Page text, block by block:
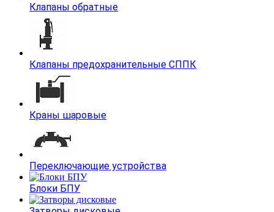
Клапаны обратные
Клапаны предохранительные СППК
Краны шаровые
Переключающие устройства
Блоки БПУ